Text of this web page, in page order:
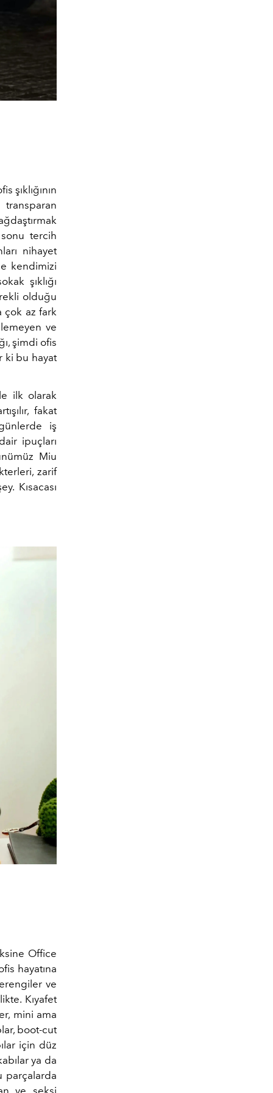
şıklığının
transparan
tercih
nihayet
kendimizi
şıklığı
olduğu
çok az fark
ve
şimdi ofis
ki bu hayat
ilk olarak
fakat
iş
ipuçları
Miu
zarif
Kısacası
Office
hayatına
ve
Kıyafet
mini ama
boot-cut
için düz
ya da
parçalarda